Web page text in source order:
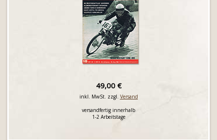
49,00 €
inkl. MwSt. zzgl. Versand
versandfertig innerhalb
1-2 Arbeitstage